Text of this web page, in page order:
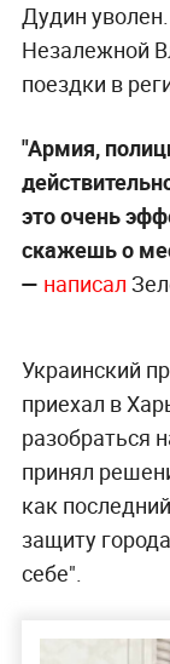
Дудин
Незалежной
поездки в
"Армия,
это очень
скажешь о
— написал
Украинский
приехал в
разобраться
принял
как
защиту
себе".